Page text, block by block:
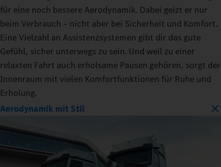
für eine noch bessere Aerodynamik. Dabei geizt er nur
beim Verbrauch – nicht aber bei Sicherheit und Komfort.
Eine Vielzahl an Assistenzsystemen gibt dir das gute
Gefühl, sicher unterwegs zu sein. Und weil zu einer
relaxten Fahrt auch erholsame Pausen gehören, sorgt der
Innenraum mit vielen Komfortfunktionen für Ruhe und
Erholung.
Aerodynamik mit Stil